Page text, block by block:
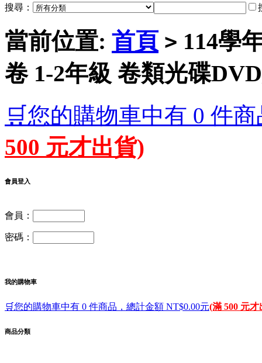
搜尋：
當前位置: 首頁 > 114學
卷 1-2年級 卷類光碟
🛒您的購物車中有 0 件
500 元才出貨)
會員登入
會員：
密碼：
我的購物車
🛒您的購物車中有 0 件商品，總計金額 NT$0.00元(滿 500 元才
商品分類